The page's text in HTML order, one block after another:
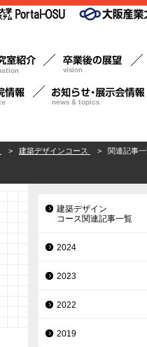
> 建築デザインコース > 関連記事
建築デザイン
コース関連記事一覧
2024
2023
2022
2019